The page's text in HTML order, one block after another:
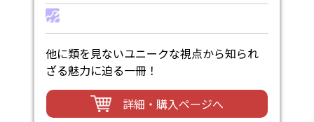
他に類を見ないユニークな視点から知られ
ざる魅力に迫る一冊！
詳細・購入ページへ